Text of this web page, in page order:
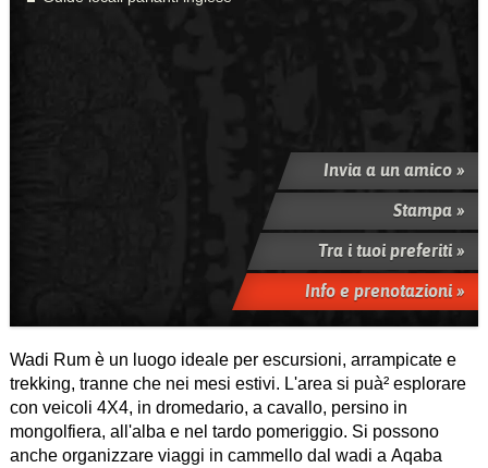
Invia a un amico »
Stampa »
Tra i tuoi preferiti »
Info e prenotazioni »
Wadi Rum è un luogo ideale per escursioni, arrampicate e
trekking, tranne che nei mesi estivi. L'area si puà² esplorare
con veicoli 4X4, in dromedario, a cavallo, persino in
mongolfiera, all'alba e nel tardo pomeriggio. Si possono
anche organizzare viaggi in cammello dal wadi a Aqaba